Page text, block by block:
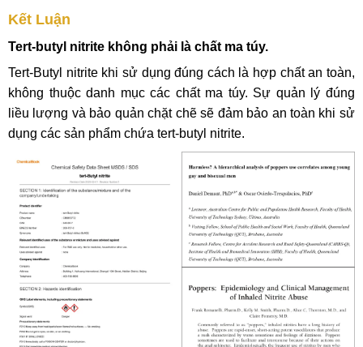
Kết Luận
Tert-butyl nitrite không phải là chất ma túy.
Tert-Butyl nitrite khi sử dụng đúng cách là hợp chất an toàn,
không thuộc danh mục các chất ma túy. Sự quản lý đúng
liều lượng và bảo quản chặt chẽ sẽ đảm bảo an toàn khi sử
dụng các sản phẩm chứa tert-butyl nitrite.